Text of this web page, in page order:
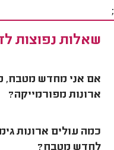
;
שאלות נפוצות
אם אני מחדש מטבח,
ארונות מפורמייקה?
כמה עולים ארונות
לחדש מטבח?